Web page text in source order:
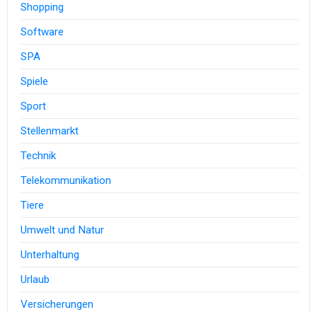
Shopping
Software
SPA
Spiele
Sport
Stellenmarkt
Technik
Telekommunikation
Tiere
Umwelt und Natur
Unterhaltung
Urlaub
Versicherungen